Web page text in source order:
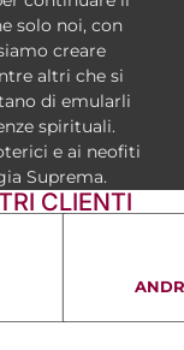
solo noi, con
creare
altri che si
di emularli
spirituali.
e ai neofiti
Suprema.
CLIENTI